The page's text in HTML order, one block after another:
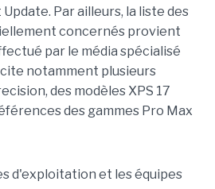
Par ailleurs, la liste des
concernés provient
par le média spécialisé
notamment plusieurs
des modèles XPS 17
des gammes Pro Max
d'exploitation et les équipes